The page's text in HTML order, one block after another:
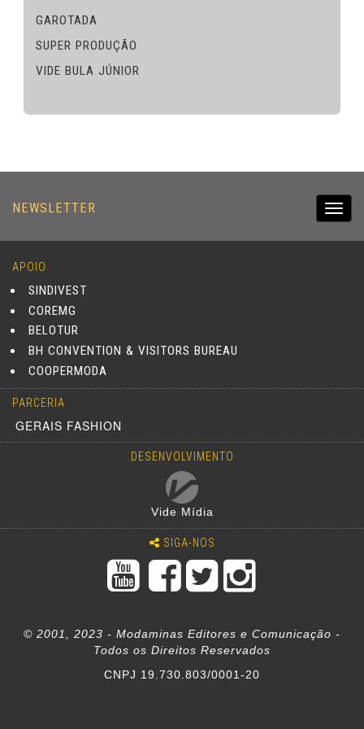
GAROTADA
SUPER PRODUÇÃO
VIDE BULA JÚNIOR
NEWSLETTER
APOIO
SINDIVEST
COREMG
BELOTUR
BH CONVENTION & VISITORS BUREAU
COOPERMODA
PARCERIA
GERAIS FASHION
DESENVOLVIMENTO
Vide Mídia
SIGA-NOS
© 2001, 2023 - Modaminas Editores e Comunicação -
Todos os Direitos Reservados
CNPJ 19.730.803/0001-20